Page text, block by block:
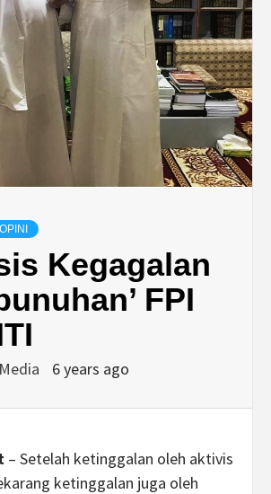
OPINI
Kegagalan
FPI
6 years ago
– Setelah ketinggalan oleh aktivis
ketinggalan juga oleh